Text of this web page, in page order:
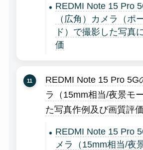
REDMI Note 15 Pro
（広角）カメラ（ポ
ド）で撮影した写真
価
REDMI Note 15 Pro 5G
ラ（15mm相当/夜景モ
た写真作例及び画質評価
REDMI Note 15 Pro
メラ（15mm相当/夜